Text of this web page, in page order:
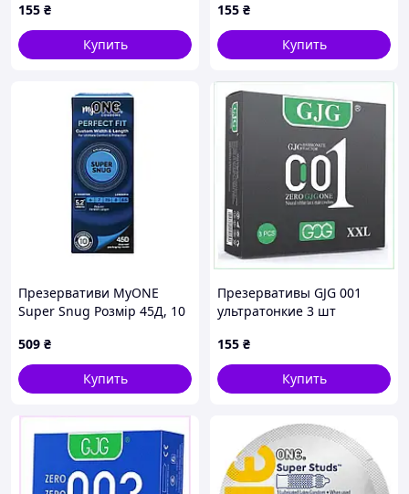
B9029H5P32
155 ₴
Купить
155 ₴
Купить
Презервативи MyONE
Super Snug Розмір 45Д, 10
509 ₴
Купить
Презервативы GJG 001
ультратонкие 3 шт
X90T29615
155 ₴
Купить